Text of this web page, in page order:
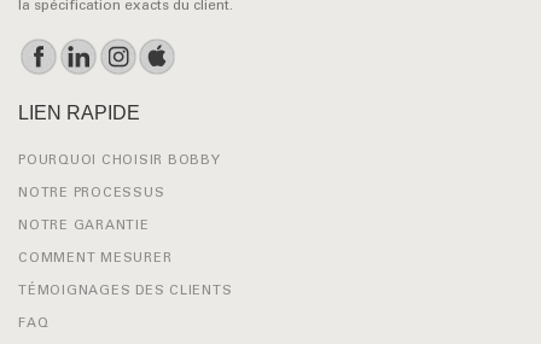
la spécification exacts du client.
LIEN RAPIDE
POURQUOI CHOISIR BOBBY
NOTRE PROCESSUS
NOTRE GARANTIE
COMMENT MESURER
TÉMOIGNAGES DES CLIENTS
FAQ